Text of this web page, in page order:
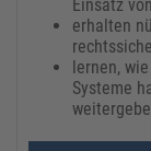
Einsatz
erhalten
lernen,
Systeme